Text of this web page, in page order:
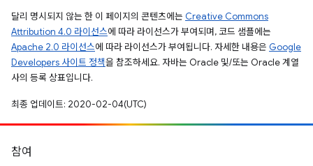
달리 명시되지 않는 한 이 페이지의 콘텐츠에는 Creative Commons
Attribution 4.0 라이선스에 따라 라이선스가 부여되며, 코드 샘플에는
Apache 2.0 라이선스에 따라 라이선스가 부여됩니다. 자세한 내용은 Google
Developers 사이트 정책을 참조하세요. 자바는 Oracle 및/또는 Oracle 계열
사의 등록 상표입니다.
최종 업데이트: 2020-02-04(UTC)
참여